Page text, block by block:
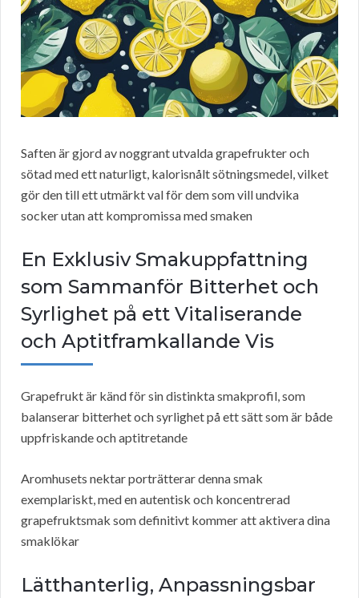
Saften är gjord av noggrant utvalda grapefrukter och
sötad med ett naturligt, kalorisnålt sötningsmedel, vilket
gör den till ett utmärkt val för dem som vill undvika
socker utan att kompromissa med smaken
En Exklusiv Smakuppfattning
som Sammanför Bitterhet och
Syrlighet på ett Vitaliserande
och Aptitframkallande Vis
Grapefrukt är känd för sin distinkta smakprofil, som
balanserar bitterhet och syrlighet på ett sätt som är både
uppfriskande och aptitretande
Aromhusets nektar porträtterar denna smak
exemplariskt, med en autentisk och koncentrerad
grapefruktsmak som definitivt kommer att aktivera dina
smaklökar
Lätthanterlig, Anpassningsbar